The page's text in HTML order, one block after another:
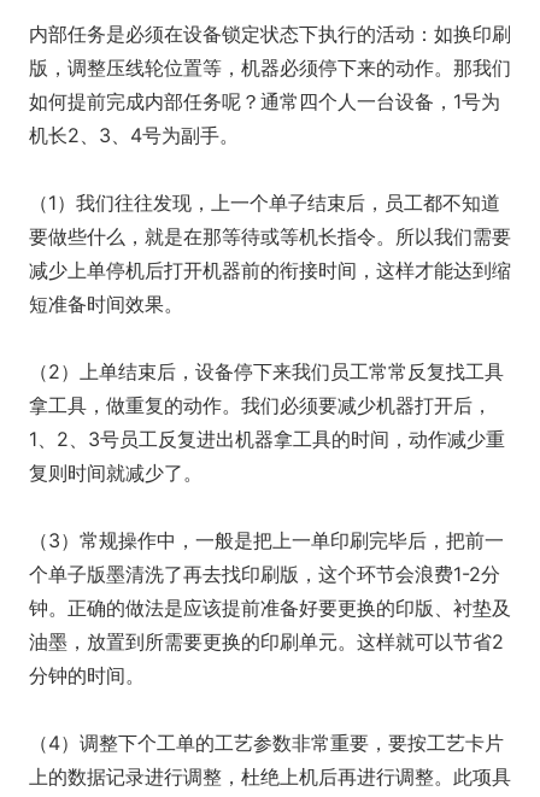
内部任务是必须在设备锁定状态下执行的活动：如换印刷
版，调整压线轮位置等，机器必须停下来的动作。那我们
如何提前完成内部任务呢？通常四个人一台设备，1号为
机长2、3、4号为副手。
（1）我们往往发现，上一个单子结束后，员工都不知道
要做些什么，就是在那等待或等机长指令。所以我们需要
减少上单停机后打开机器前的衔接时间，这样才能达到缩
短准备时间效果。
（2）上单结束后，设备停下来我们员工常常反复找工具
拿工具，做重复的动作。我们必须要减少机器打开后，
1、2、3号员工反复进出机器拿工具的时间，动作减少重
复则时间就减少了。
（3）常规操作中，一般是把上一单印刷完毕后，把前一
个单子版墨清洗了再去找印刷版，这个环节会浪费1-2分
钟。正确的做法是应该提前准备好要更换的印版、衬垫及
油墨，放置到所需要更换的印刷单元。这样就可以节省2
分钟的时间。
（4）调整下个工单的工艺参数非常重要，要按工艺卡片
上的数据记录进行调整，杜绝上机后再进行调整。此项具